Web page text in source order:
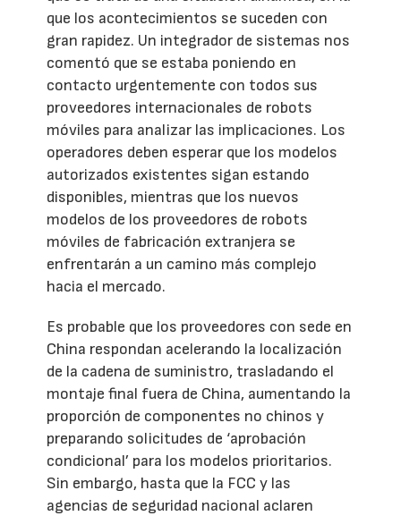
que los acontecimientos se suceden con
gran rapidez. Un integrador de sistemas nos
comentó que se estaba poniendo en
contacto urgentemente con todos sus
proveedores internacionales de robots
móviles para analizar las implicaciones. Los
operadores deben esperar que los modelos
autorizados existentes sigan estando
disponibles, mientras que los nuevos
modelos de los proveedores de robots
móviles de fabricación extranjera se
enfrentarán a un camino más complejo
hacia el mercado.
Es probable que los proveedores con sede en
China respondan acelerando la localización
de la cadena de suministro, trasladando el
montaje final fuera de China, aumentando la
proporción de componentes no chinos y
preparando solicitudes de ‘aprobación
condicional’ para los modelos prioritarios.
Sin embargo, hasta que la FCC y las
agencias de seguridad nacional aclaren